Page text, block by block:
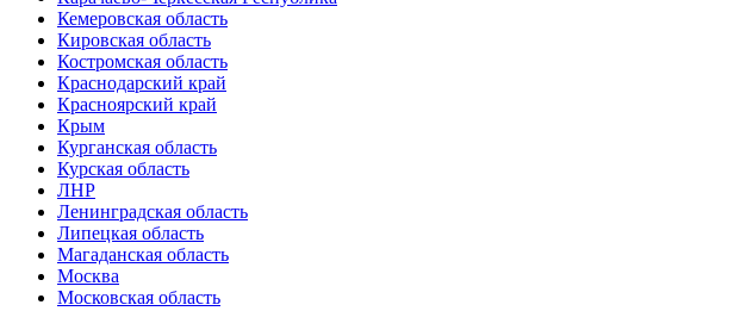
Кемеровская область
Кировская область
Костромская область
Краснодарский край
Красноярский край
Крым
Курганская область
Курская область
ЛНР
Ленинградская область
Липецкая область
Магаданская область
Москва
Московская область